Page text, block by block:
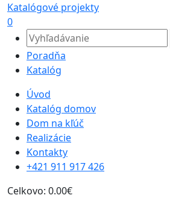
Katalógové projekty
0
Poradňa
Katalóg
Úvod
Katalóg domov
Dom na kľúč
Realizácie
Kontakty
+421 911 917 426
Celkovo: 0.00€